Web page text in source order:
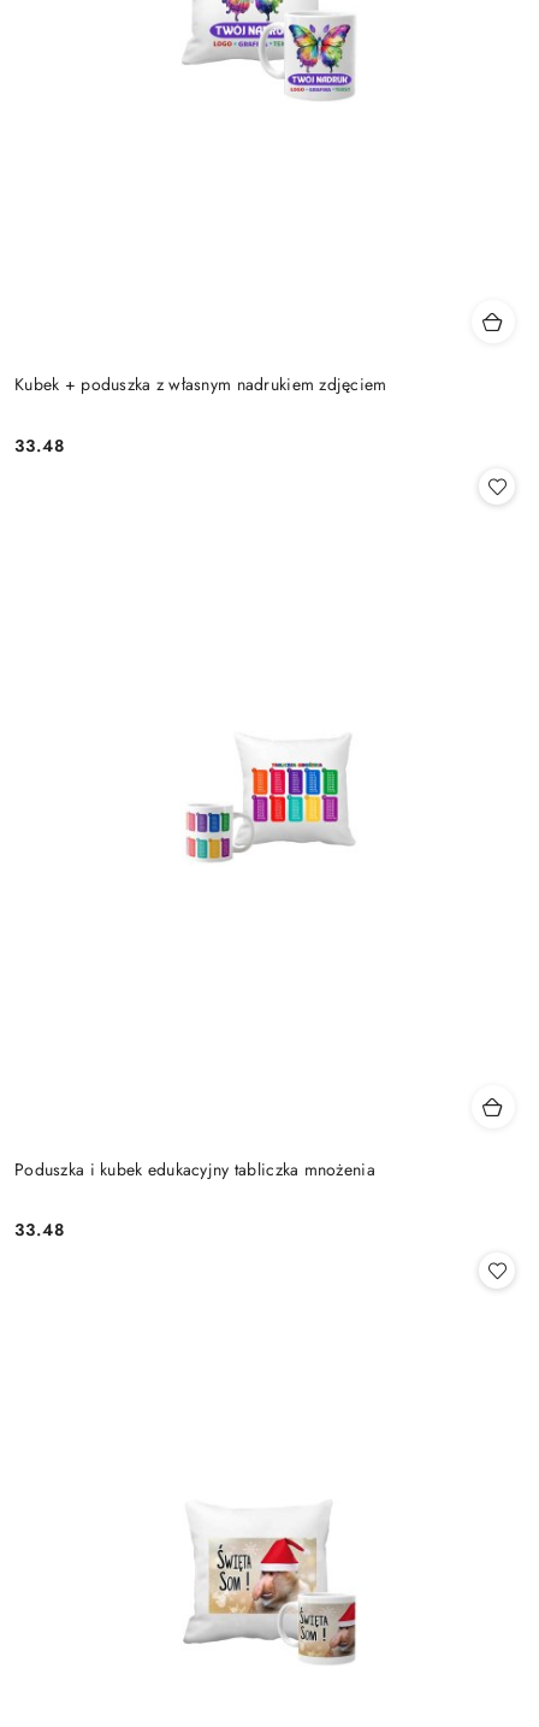
Kubek + poduszka z własnym nadrukiem zdjęciem
Cena:
33.48
Poduszka i kubek edukacyjny tabliczka mnożenia
Cena:
33.48